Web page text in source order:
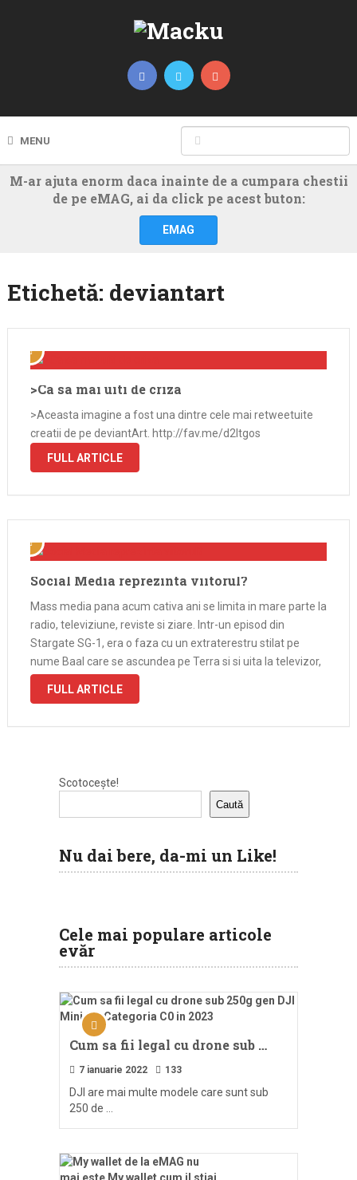
MENU
M-ar ajuta enorm daca inainte de a cumpara chestii
de pe eMAG, ai da click pe acest buton:
EMAG
Etichetă: deviantart
>Ca sa mai uiti de criza
>Aceasta imagine a fost una dintre cele mai retweetuite
creatii de pe deviantArt. http://fav.me/d2ltgos
FULL ARTICLE
Social Media reprezinta viitorul?
Mass media pana acum cativa ani se limita in mare parte la
radio, televiziune, reviste si ziare. Intr-un episod din
Stargate SG-1, era o faza cu un extraterestru stilat pe
nume Baal care se ascundea pe Terra si si uita la televizor,
si zice la un …
FULL ARTICLE
Scotocește!
Caută
Nu dai bere, da-mi un Like!
Cele mai populare articole
evăr
Cum sa fii legal cu drone sub …
7 ianuarie 2022 133
DJI are mai multe modele care sunt sub
250 de …